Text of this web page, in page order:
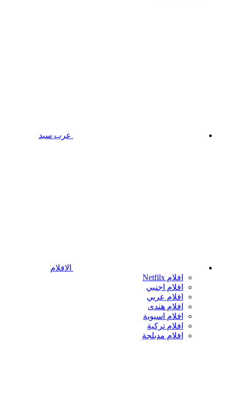
عرب سيد
الافلام
افلام Netfilx
افلام اجنبي
افلام عربي
افلام هندى
افلام اسيوية
افلام تركية
افلام مدبلجة